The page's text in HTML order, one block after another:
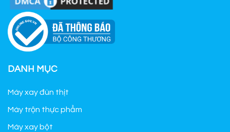
DANH MỤC
Máy xay đùn thịt
Máy trộn thực phẩm
Máy xay bột